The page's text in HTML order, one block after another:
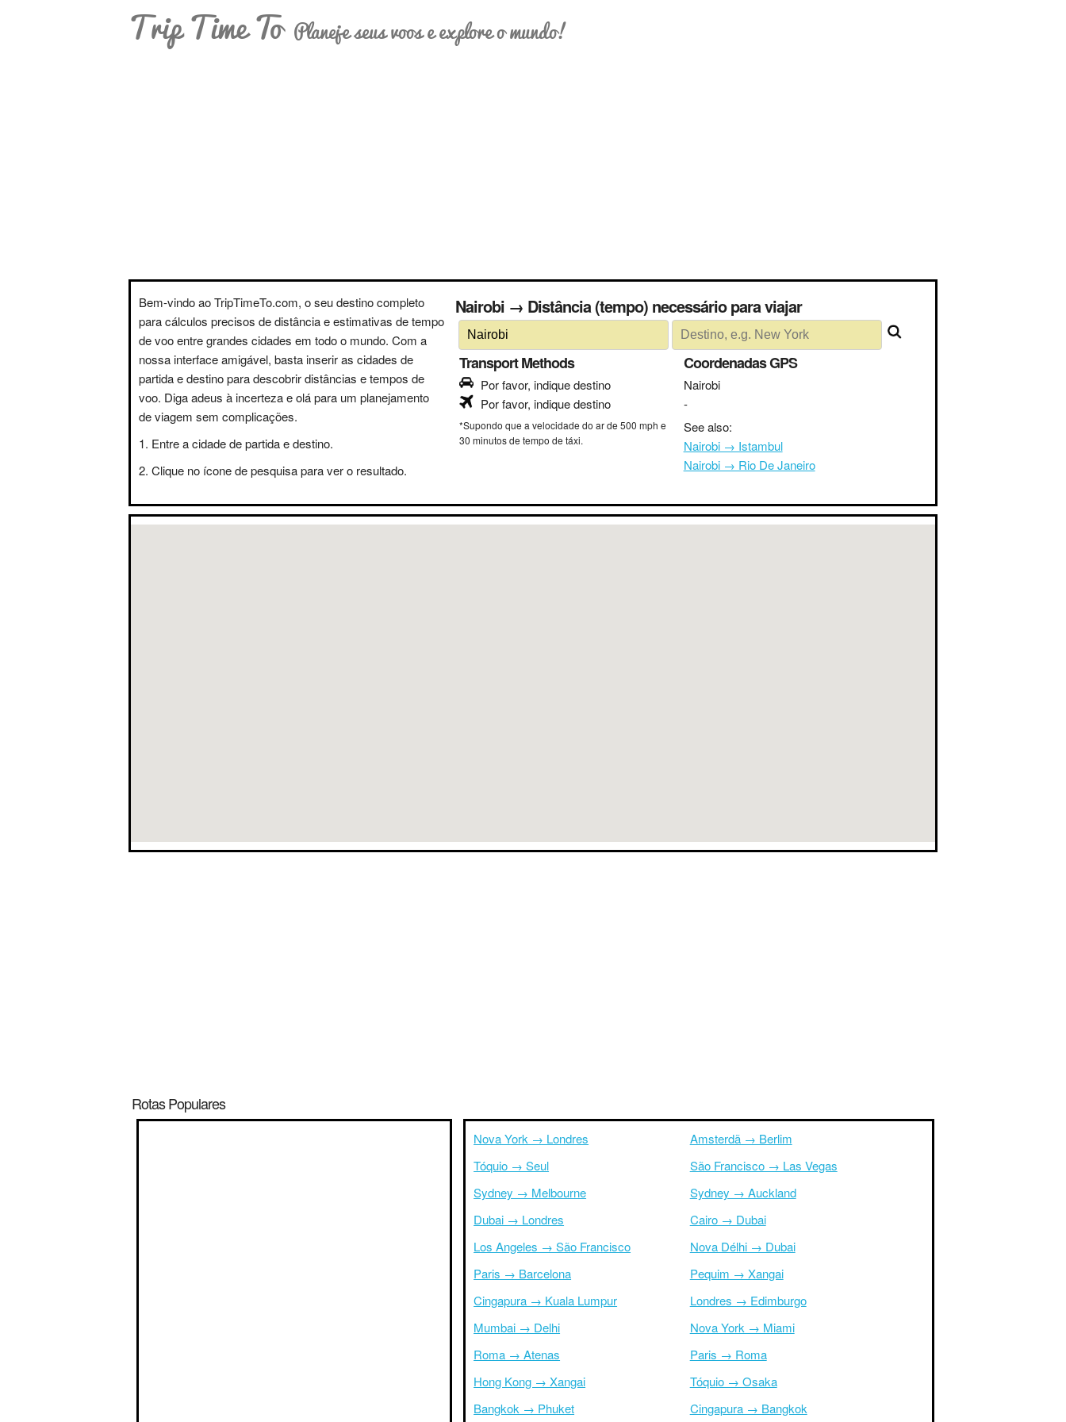
Trip Time To Planeje seus voos e explore o mundo!
Bem-vindo ao TripTimeTo.com, o seu destino completo
para cálculos precisos de distância e estimativas de tempo
de voo entre grandes cidades em todo o mundo. Com a
nossa interface amigável, basta inserir as cidades de
partida e destino para descobrir distâncias e tempos de
voo. Diga adeus à incerteza e olá para um planejamento
de viagem sem complicações.
Entre a cidade de partida e destino.
Clique no ícone de pesquisa para ver o resultado.
Nairobi → Distância (tempo) necessário para viajar
Transport Methods
Por favor, indique destino
Por favor, indique destino
*Supondo que a velocidade do ar de 500 mph e
30 minutos de tempo de táxi.
Coordenadas GPS
Nairobi
-
See also:
Nairobi → Istambul
Nairobi → Rio De Janeiro
Rotas Populares
Nova York → Londres
Tóquio → Seul
Sydney → Melbourne
Dubai → Londres
Los Angeles → São Francisco
Paris → Barcelona
Cingapura → Kuala Lumpur
Mumbai → Delhi
Roma → Atenas
Hong Kong → Xangai
Bangkok → Phuket
Amsterdã → Berlim
São Francisco → Las Vegas
Sydney → Auckland
Cairo → Dubai
Nova Délhi → Dubai
Pequim → Xangai
Londres → Edimburgo
Nova York → Miami
Paris → Roma
Tóquio → Osaka
Cingapura → Bangkok